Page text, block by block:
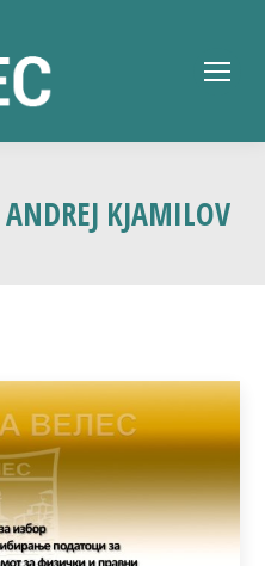
ANDREJ KJAMILOV